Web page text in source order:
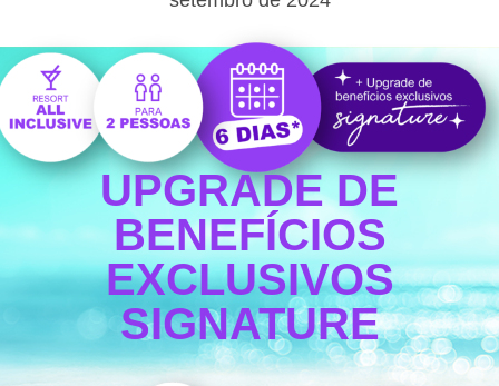
UPGRADE DE
BENEFÍCIOS
EXCLUSIVOS
SIGNATURE